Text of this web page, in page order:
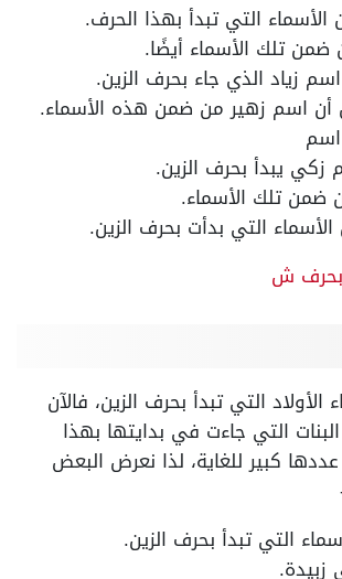
التي تبدأ بهذا الحرف.
تلك الأسماء أيضًا.
زياد الذي جاء بحرف الزين.
أن اسم زهير من ضمن هذه الأسماء.
زكي يبدأ بحرف الزين.
ضمن تلك الأسماء.
التي بدأت بحرف الزين.
بحرف ش
التي تبدأ بحرف الزين، فالآن
التي جاءت في بدايتها بهذا
كبير للغاية، لذا نعرض البعض
التي تبدأ بحرف الزين.
زبيدة.